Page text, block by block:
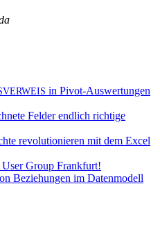
in Pivot-Auswertungen
Felder endlich richtige
revolutionieren mit dem Excel
User Group Frankfurt!
Beziehungen im Datenmodell